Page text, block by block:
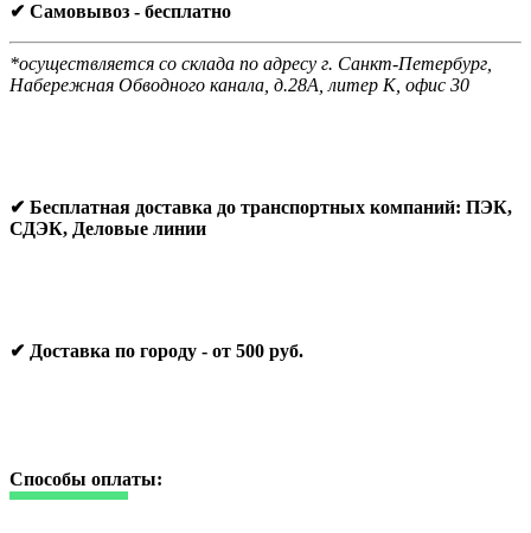
✔ Самовывоз - бесплатно
*осуществляется со склада по адресу г. Санкт-Петербург,
Набережная Обводного канала, д.28А, литер К, офис 30
✔ Бесплатная доставка до транспортных компаний: ПЭК,
СДЭК, Деловые линии
✔ Доставка по городу - от 500 руб.
Способы оплаты: